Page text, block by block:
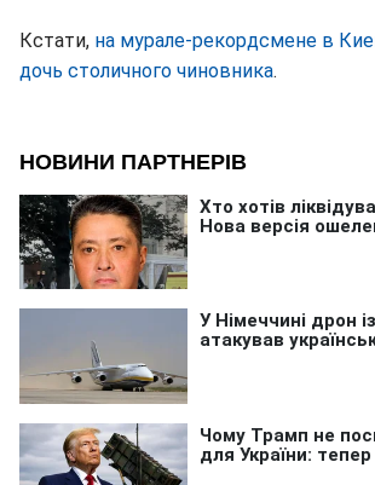
Кстати, на мурале-рекордсмене в
дочь столичного чиновника.